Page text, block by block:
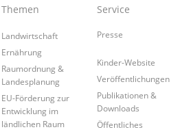
Themen
Landwirtschaft
Ernährung
Raumordnung &
Landesplanung
EU-Förderung zur
Entwicklung im
ländlichen Raum
Service
Presse
Kinder-Website
Veröffentlichungen
Publikationen &
Downloads
Öffentliches